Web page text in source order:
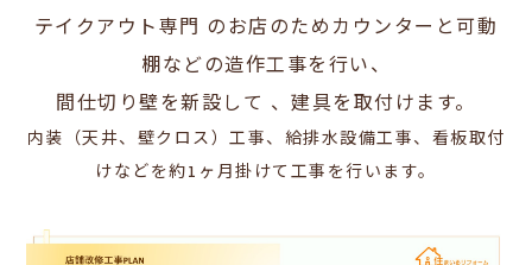
テイクアウト専門 のお店のためカウンターと可動
棚などの造作工事を行い、
間仕切り壁を新設して 、建具を取付けます。
内装（天井、壁クロス）工事、給排水設備工事、看板取付
けなどを約1ヶ月掛けて工事を行います。